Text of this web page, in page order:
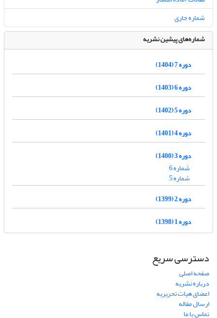
شماره جاری
شماره‌های پیشین نشریه
دوره 7 (1404)
دوره 6 (1403)
دوره 5 (1402)
دوره 4 (1401)
دوره 3 (1400)
شماره 6
شماره 5
دوره 2 (1399)
دوره 1 (1398)
دسترسی سریع
صفحه اصلی
درباره نشریه
اعضای هیات تحریریه
ارسال مقاله
تماس با ما